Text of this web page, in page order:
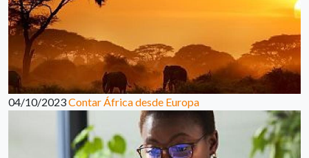
04/10/2023Contar África desde Europa